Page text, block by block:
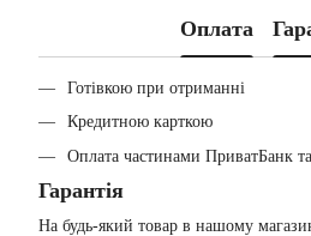
Оплата
Готівкою при отриманні
Кредитною карткою
Оплата частинами ПриватБанк
Гарантія
На будь-який товар в нашому